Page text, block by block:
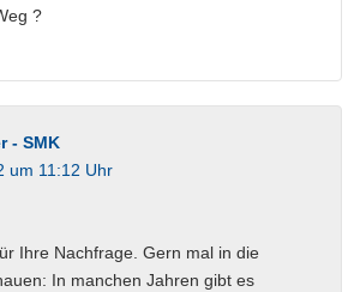
?
- SMK
um 11:12 Uhr
Ihre Nachfrage. Gern mal in die
In manchen Jahren gibt es